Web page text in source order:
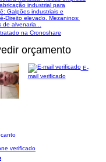
industrial para
Galpões industriais e
Direito elevado. Mezaninos:
alvenaria...
na Cronoshare
orçamento
E-
mail verificado
verificado